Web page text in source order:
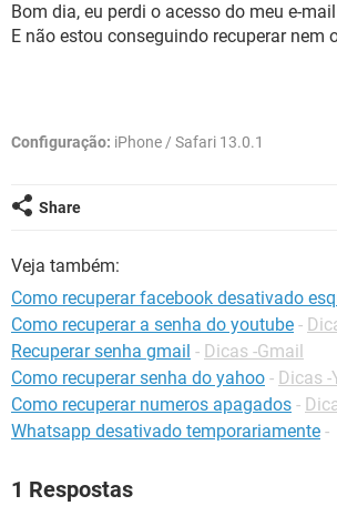
Bom dia, eu perdi o acesso do meu e-
E não estou conseguindo recuperar nem
Configuração: iPhone / Safari 13.0.1
Share
Veja também:
Como recuperar facebook desativado
Como recuperar a senha do youtube -
Recuperar senha gmail - Dicas -Gmail
Como recuperar senha do yahoo - Dicas -
Como recuperar numeros apagados -
Whatsapp desativado temporariamente -
1 Respostas